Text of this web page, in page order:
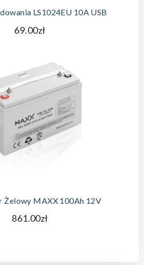
LS1024EU 10A USB
69.00zł
Żelowy MAXX 100Ah 12V
861.00zł